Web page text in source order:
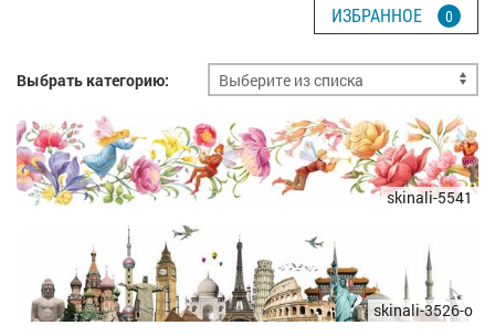
ИЗБРАННОЕ 0
Выбрать категорию:
skinali-5541
skinali-3526-o